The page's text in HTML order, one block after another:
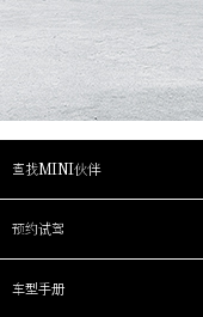
查找MINI伙伴
预约试驾
车型手册